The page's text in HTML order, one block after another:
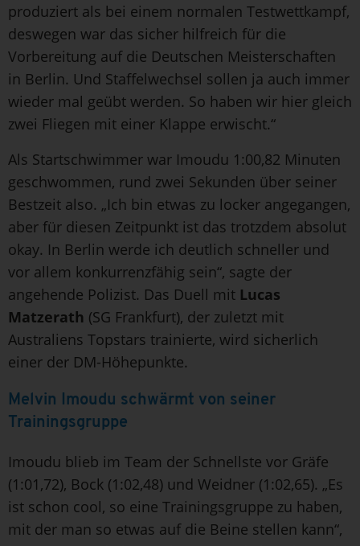
produziert als bei einem normalen Testwettkampf,
deswegen war das sicher hilfreich für die
Vorbereitung auf die Deutschen Meisterschaften
in Berlin. Und Staffelwechsel sollen ja auch immer
wieder mal geübt werden. So haben wir hier gleich
zwei Fliegen mit einer Klappe erwischt.“
Als Startschwimmer war Imoudu 1:00,82 Minuten
geschwommen, rund zwei Sekunden über seiner
Bestzeit also. „Ich bin etwas zu locker angegangen,
aber für diesen Zeitpunkt ist das trotzdem absolut
okay. In Berlin werde ich deutlich schneller und
vor allem konkurrenzfähig sein“, sagte der
angehende Polizist. Das Duell mit Lucas
Matzerath (SG Frankfurt), der zuletzt mit
Australiens Topstars trainierte, wird sicherlich
einer der DM-Höhepunkte.
Melvin Imoudu schwärmt von seiner
Trainingsgruppe
Imoudu blieb im Team der Schnellste vor Gräfe
(1:01,72), Bock (1:02,48) und Weidner (1:02,65). „Es
ist schon cool, so eine Trainingsgruppe zu haben,
mit der man so etwas auf die Beine stellen kann“,